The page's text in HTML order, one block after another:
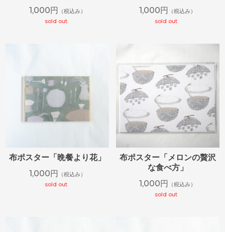
1,000円
（税込み）
sold out
1,000円
（税込み）
sold out
布ポスター「晩餐より花」
1,000円
（税込み）
sold out
布ポスター「メロンの贅沢
な食べ方」
1,000円
（税込み）
sold out